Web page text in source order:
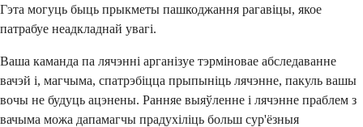
Гэта могуць быць прыкметы пашкоджання рагавіцы, якое
патрабуе неадкладнай увагі.
Ваша каманда па лячэнні арганізуе тэрміновае абследаванне
вачэй і, магчыма, спатрэбіцца прыпыніць лячэнне, пакуль вашы
вочы не будуць ацэнены. Ранняе выяўленне і лячэнне праблем з
вачыма можа дапамагчы прадухіліць больш сур'ёзныя